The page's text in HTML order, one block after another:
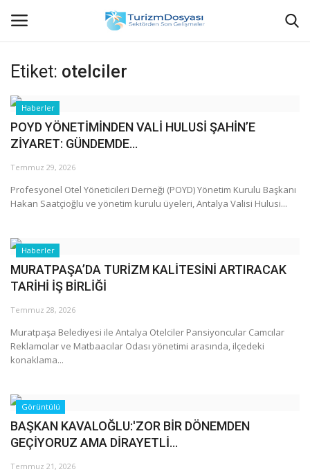
Anasayfa
Bize Ulaşın
Künye
Halil ÖNCÜ kimdir?
KVKK Aydınlatma Metni
Haberler
Görüntülü
Araştırma - İnceleme
Röportajlar
Gezi - Yorum
Etiket: otelciler
Haberler
POYD YÖNETİMİNDEN VALİ HULUSİ ŞAHİN’E
ZİYARET: GÜNDEMDE...
Temmuz 29, 2026
Profesyonel Otel Yöneticileri Derneği (POYD) Yönetim Kurulu Başkanı
Hakan Saatçioğlu ve yönetim kurulu üyeleri, Antalya Valisi Hulusi...
Haberler
MURATPAŞA’DA TURİZM KALİTESİNİ ARTIRACAK
TARİHİ İŞ BİRLİĞİ
Temmuz 28, 2026
Muratpaşa Belediyesi ile Antalya Otelciler Pansiyoncular Camcılar
Reklamcılar ve Matbaacılar Odası yönetimi arasında, ilçedeki
konaklama...
Görüntülü
BAŞKAN KAVALOĞLU:'ZOR BİR DÖNEMDEN
GEÇİYORUZ AMA DİRAYETLİ...
Temmuz 21, 2026